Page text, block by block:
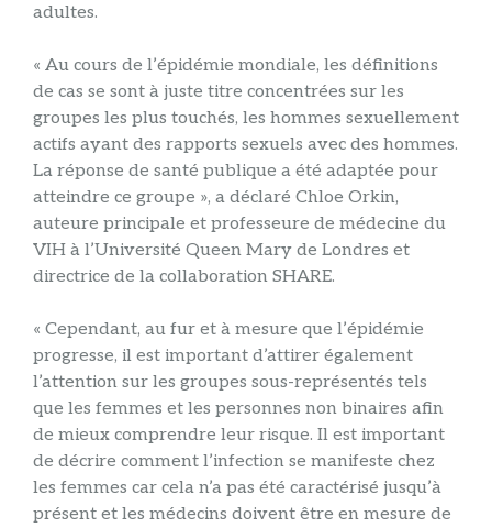
adultes.
« Au cours de l’épidémie mondiale, les définitions
de cas se sont à juste titre concentrées sur les
groupes les plus touchés, les hommes sexuellement
actifs ayant des rapports sexuels avec des hommes.
La réponse de santé publique a été adaptée pour
atteindre ce groupe », a déclaré Chloe Orkin,
auteure principale et professeure de médecine du
VIH à l’Université Queen Mary de Londres et
directrice de la collaboration SHARE.
« Cependant, au fur et à mesure que l’épidémie
progresse, il est important d’attirer également
l’attention sur les groupes sous-représentés tels
que les femmes et les personnes non binaires afin
de mieux comprendre leur risque. Il est important
de décrire comment l’infection se manifeste chez
les femmes car cela n’a pas été caractérisé jusqu’à
présent et les médecins doivent être en mesure de